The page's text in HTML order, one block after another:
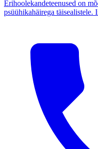
Erihoolekandeteenused on
psüühikahäirega täisealistele.